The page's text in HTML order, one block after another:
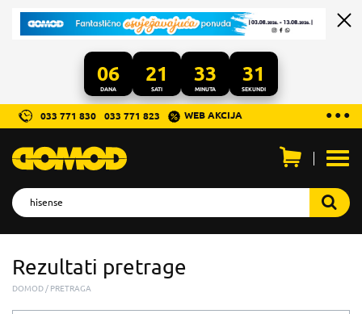
06
DANA
21
SATI
33
MINUTA
31
SEKUNDI
...
● ● ●
033 771 830 033 771 823 WEB AKCIJA
Rezultati pretrage
DOMOD PRETRAGA